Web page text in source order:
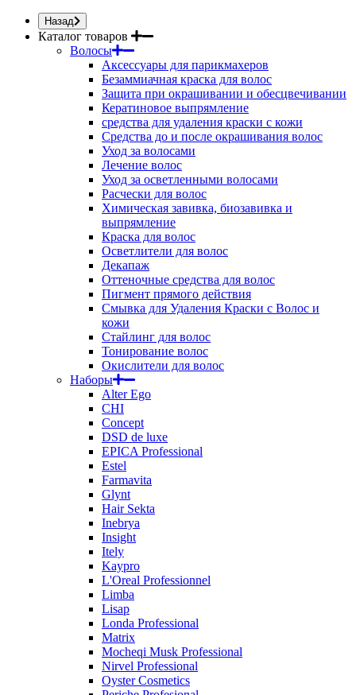
Назад
Каталог товаров
Волосы
Аксессуары для парикмахеров
Безаммиачная краска для волос
Защита при окрашивании и обесцвечивании
Кератиновое выпрямление
средства для удаления краски с кожи
Средства до и после окрашивания волос
Уход за волосами
Лечение волос
Уход за осветленными волосами
Расчески для волос
Химическая завивка, биозавивка и
выпрямление
Краска для волос
Осветлители для волос
Декапаж
Оттеночные средства для волос
Пигмент прямого действия
Смывка для Удаления Краски с Волос и
кожи
Стайлинг для волос
Тонирование волос
Окислители для волос
Наборы
Alter Ego
CHI
Concept
DSD de luxe
EPICA Professional
Estel
Farmavita
Glynt
Hair Sekta
Inebrya
Insight
Itely
Kaypro
L'Oreal Professionnel
Limba
Lisap
Londa Professional
Matrix
Mocheqi Musk Professional
Nirvel Professional
Oyster Cosmetics